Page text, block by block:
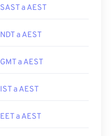
SAST a AEST
NDT a AEST
GMT a AEST
IST a AEST
EET a AEST